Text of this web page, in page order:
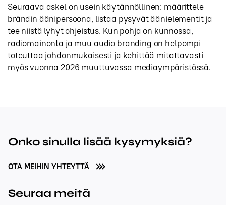
Seuraava askel on usein käytännöllinen: määrittele
brändin äänipersoona, listaa pysyvät äänielementit ja
tee niistä lyhyt ohjeistus. Kun pohja on kunnossa,
radiomainonta ja muu audio branding on helpompi
toteuttaa johdonmukaisesti ja kehittää mitattavasti
myös vuonna 2026 muuttuvassa mediaympäristössä.
Onko sinulla lisää kysymyksiä?
OTA MEIHIN YHTEYTTÄ
Seuraa meitä